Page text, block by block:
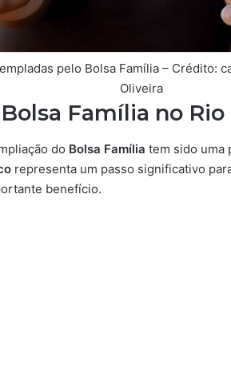
pelo Bolsa Família – Crédito:
Oliveira
Família no Rio
do Bolsa Família tem sido uma
representa um passo significativo
benefício.